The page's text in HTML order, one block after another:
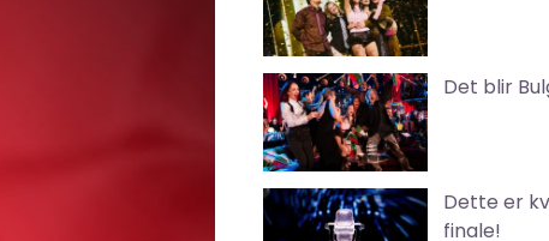
Det blir
Dette er
finale!